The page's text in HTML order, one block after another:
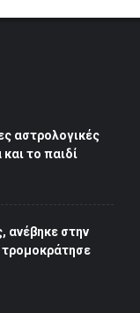
αστρολογικές
το παιδί
ανέβηκε στην
τρομοκράτησε